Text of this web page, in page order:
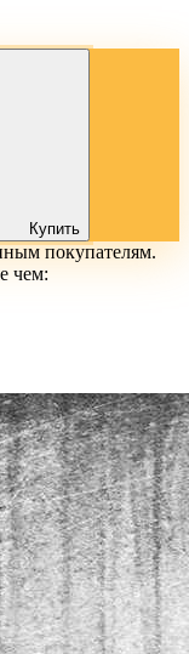
Купить
покупателям.
чем: